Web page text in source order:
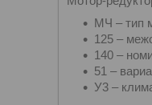
МЧ – тип
125 –
140 –
51 –
У3 –